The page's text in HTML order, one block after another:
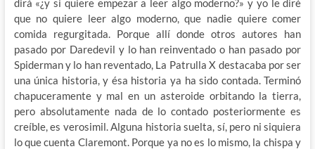
dirá «¿y si quiere empezar a leer algo moderno?» y yo le diré
que no quiere leer algo moderno, que nadie quiere comer
comida regurgitada. Porque allí donde otros autores han
pasado por Daredevil y lo han reinventado o han pasado por
Spiderman y lo han reventado, La Patrulla X destacaba por ser
una única historia, y ésa historia ya ha sido contada. Terminó
chapuceramente y mal en un asteroide orbitando la tierra,
pero absolutamente nada de lo contado posteriormente es
creíble, es verosimil. Alguna historia suelta, sí, pero ni siquiera
lo que cuenta Claremont. Porque ya no es lo mismo, la chispa y